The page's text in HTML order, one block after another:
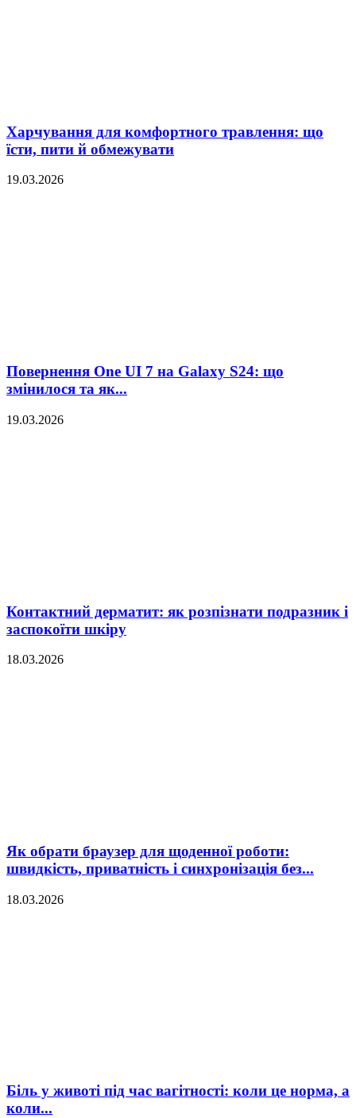
Харчування для комфортного травлення: що
їсти, пити й обмежувати
19.03.2026
Повернення One UI 7 на Galaxy S24: що
змінилося та як...
19.03.2026
Контактний дерматит: як розпізнати подразник і
заспокоїти шкіру
18.03.2026
Як обрати браузер для щоденної роботи:
швидкість, приватність і синхронізація без...
18.03.2026
Біль у животі під час вагітності: коли це норма, а
коли...